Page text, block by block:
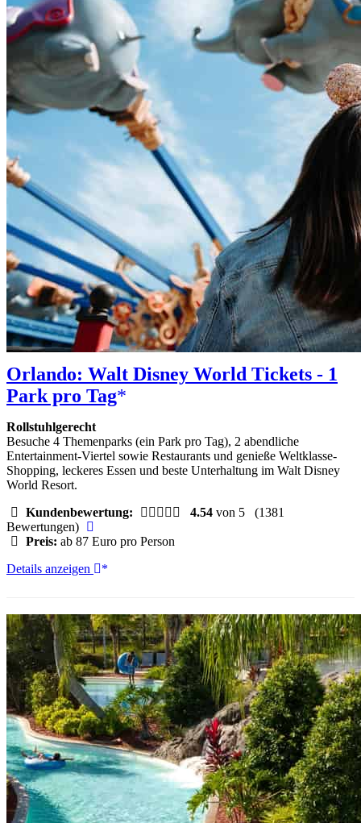
Orlando: Walt Disney World Tickets - 1
Park pro Tag
Rollstuhlgerecht
Besuche 4 Themenparks (ein Park pro Tag), 2 abendliche
Entertainment-Viertel sowie Restaurants und genieße Weltklasse-
Shopping, leckeres Essen und beste Unterhaltung im Walt Disney
World Resort.
Kundenbewertung:
4.54 von 5 (1381
Bewertungen)
Preis: ab 87 Euro pro Person
Orlando:
World
Tickets
-
1
Park
pro
Tag
Details anzeigen